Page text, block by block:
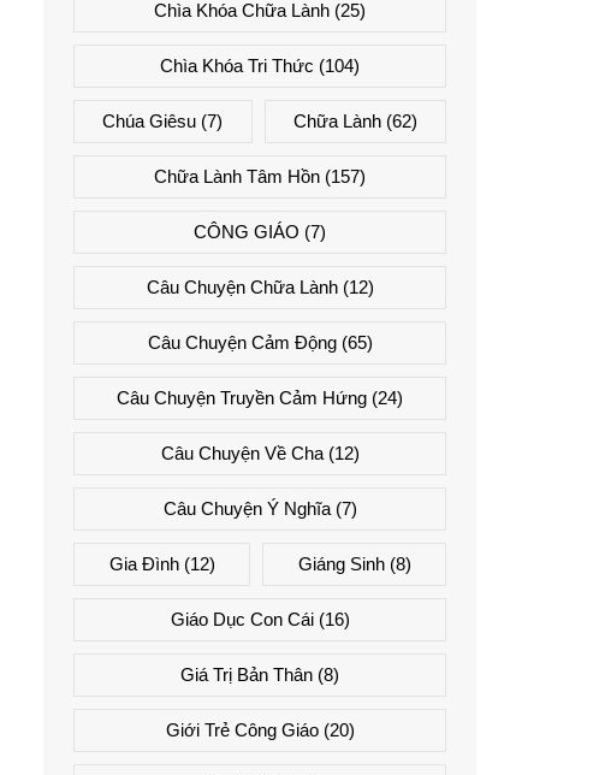
Chìa Khóa Chữa Lành (25)
Chìa Khóa Tri Thức (104)
Chúa Giêsu (7) Chữa Lành(62)
Chữa Lành Tâm Hồn (157)
CÔNG GIÁO (7)
Câu Chuyện Chữa Lành(12)
Câu Chuyện Cảm Động(65)
Câu Chuyện Truyền Cảm Hứng (24)
Câu Chuyện Về Cha(12)
Câu Chuyện Ý Nghĩa(7)
Gia Đình(12) Giáng Sinh(8)
Giáo Dục Con Cái(16)
Giá Trị Bản Thân (8)
Giới Trẻ Công Giáo(20)